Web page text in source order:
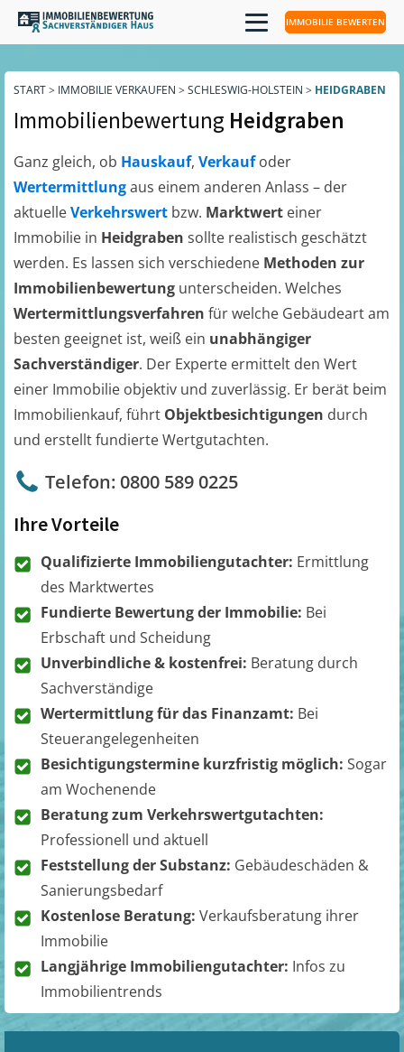
IMMOBILIE BEWERTEN
START> IMMOBILIE VERKAUFEN > SCHLESWIG-HOLSTEIN > HEIDGRABEN
Immobilienbewertung Heidgraben
Ganz gleich, ob Hauskauf, Verkaufoder
Wertermittlungaus einem anderen Anlass – der
aktuelleVerkehrswert bzw. Marktwert einer
Immobilie in Heidgraben sollte realistisch geschätzt
werden. Es lassen sich verschiedene Methoden zur
Immobilienbewertung unterscheiden. Welches
Wertermittlungsverfahren für welche Gebäudeart am
besten geeignet ist, weiß ein unabhängiger
Sachverständiger. Der Experte ermittelt den Wert
einer Immobilie objektiv und zuverlässig. Er berät beim
Immobilienkauf, führt Objektbesichtigungen durch
und erstellt fundierte Wertgutachten.
Telefon: 0800 589 0225
Ihre Vorteile
Qualifizierte Immobiliengutachter: Ermittlung
des Marktwertes
Fundierte Bewertung der Immobilie: Bei
Erbschaft und Scheidung
Unverbindliche & kostenfrei: Beratung durch
Sachverständige
Wertermittlung für das Finanzamt: Bei
Steuerangelegenheiten
Besichtigungstermine kurzfristig möglich: Sogar
am Wochenende
Beratung zum Verkehrswertgutachten:
Professionell und aktuell
Feststellung der Substanz: Gebäudeschäden &
Sanierungsbedarf
Kostenlose Beratung: Verkaufsberatung ihrer
Immobilie
Langjährige Immobiliengutachter: Infos zu
Immobilientrends